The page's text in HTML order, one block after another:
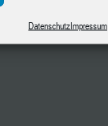
DatenschutzImpressum